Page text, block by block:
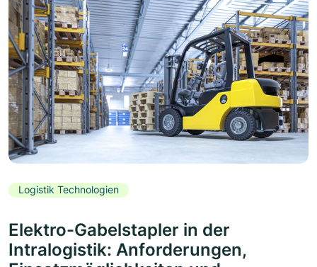
Logistik Technologien
Elektro-Gabelstapler in der
Intralogistik: Anforderungen,